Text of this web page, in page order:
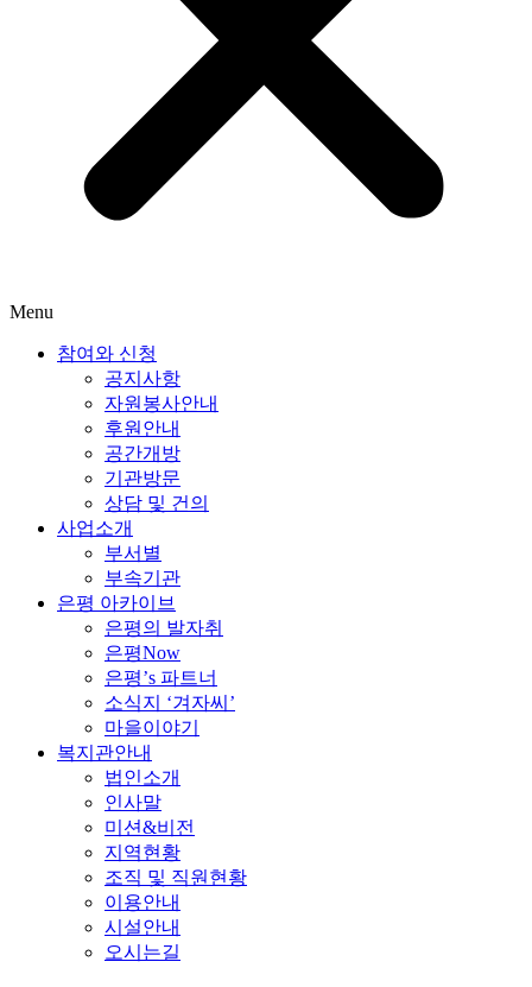
Menu
참여와 신청
공지사항
자원봉사안내
후원안내
공간개방
기관방문
상담 및 건의
사업소개
부서별
부속기관
은평 아카이브
은평의 발자취
은평Now
은평’s 파트너
소식지 ‘겨자씨’
마을이야기
복지관안내
법인소개
인사말
미션&비전
지역현황
조직 및 직원현황
이용안내
시설안내
오시는길